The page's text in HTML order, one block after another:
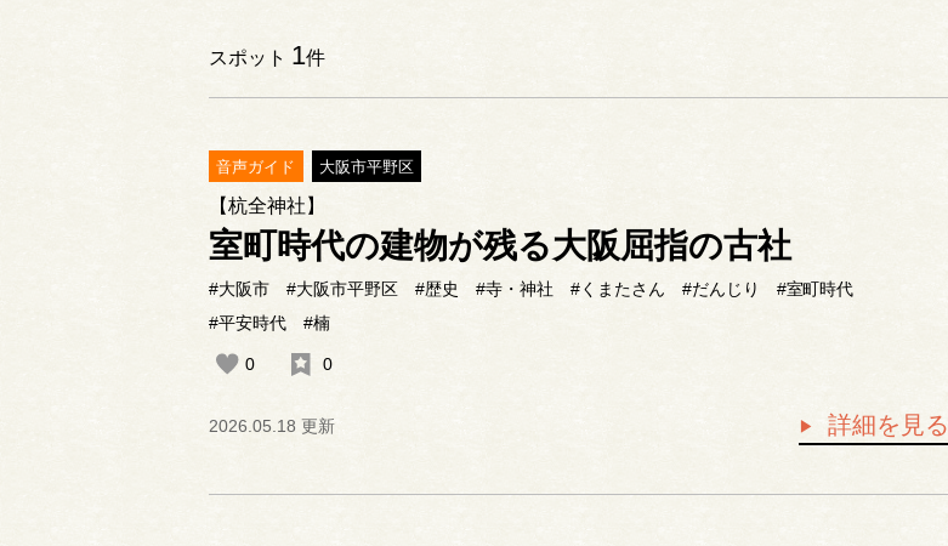
スポット 1件
音声ガイド 大阪市平野区
【杭全神社】
室町時代の建物が残る大阪屈指の古社
#大阪市 #大阪市平野区 #歴史 #寺・神社 #くまたさん #だんじり
#室町時代
#平安時代
#楠
0 0
2026.05.18 更新 詳細を見る